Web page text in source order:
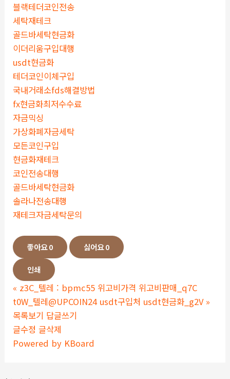
블랙테더코인전송
세탁재테크
골드바세탁현금화
이더리움구입대행
usdt현금화
테더코인이체구입
국내거래소fds해결방법
fx현금화최저수수료
자금믹싱
가상화폐자금세탁
모든코인구입
현금화재테크
코인전송대행
골드바세탁현금화
솔라나전송대행
재테크자금세탁문의
좋아요0 싫어요0
인쇄
« z3C_텔레 : bpmc55 위고비가격 위고비판매_q7C
t0W_텔레@UPCOIN24 usdt구입처 usdt현금화_g2V »
목록보기 답글쓰기
글수정 글삭제
Powered by KBoard